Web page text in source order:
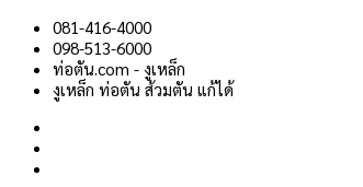
Skip
content
081-416-4000
098-513-6000
ท่อตัน.com - งูเหล็ก
งูเหล็ก ท่อตัน ส้วมตัน แก้ได้